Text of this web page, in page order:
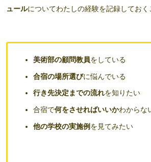
ュールについてわたしの経験を記録しておく
美術部の顧問教員をしている
合宿の場所選びに悩んでいる
行き先決定までの流れを知りたい
合宿で何をさせればいいかわからな
他の学校の実施例を見てみたい